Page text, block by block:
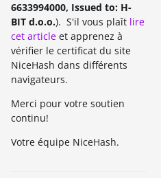
6633994000, Issued to: H-
BIT d.o.o.). S'il vous plaît lire
cet article et apprenez à
vérifier le certificat du site
NiceHash dans différents
navigateurs.
Merci pour votre soutien
continu!
Votre équipe NiceHash.